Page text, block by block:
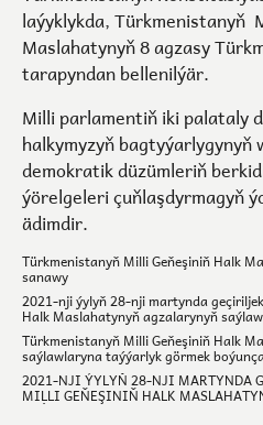
laýyklykda, Türkmenistanyň
Maslahatynyň 8 agzasy
tarapyndan bellenilýär.
Milli parlamentiň iki palataly
halkymyzyň bagtyýarlygynyň
demokratik düzümleriň
ýörelgeleri çuň­laşdyrmagyň
ädimdir.
Türkmenistanyň Milli Geňeşiniň Halk
sanawy
2021-nji ýylyň 28-nji martynda
Halk Maslahatynyň agzalarynyň
dalaşgärler barada maglumat
Türkmenistanyň Milli Geňeşiniň Halk
saýlawlaryna taýýarlyk görmek
maglumat
2021-NJI ÝYLYŇ 28-NJI MARTYNDA
MILLI GEŇEŞINIŇ HALK
SAÝLAWLARY.